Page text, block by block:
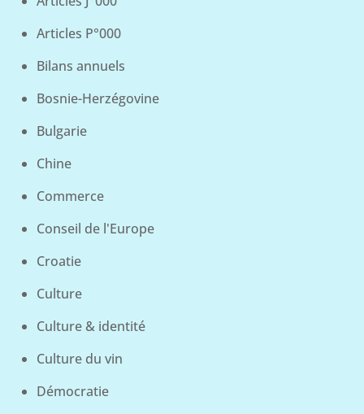
Articles P°000
Bilans annuels
Bosnie-Herzégovine
Bulgarie
Chine
Commerce
Conseil de l'Europe
Croatie
Culture
Culture & identité
Culture du vin
Démocratie